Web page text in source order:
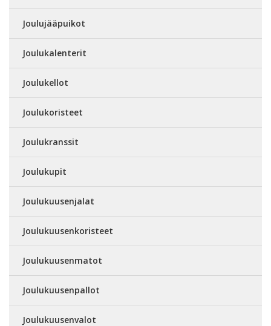
Joulujääpuikot
Joulukalenterit
Joulukellot
Joulukoristeet
Joulukranssit
Joulukupit
Joulukuusenjalat
Joulukuusenkoristeet
Joulukuusenmatot
Joulukuusenpallot
Joulukuusenvalot